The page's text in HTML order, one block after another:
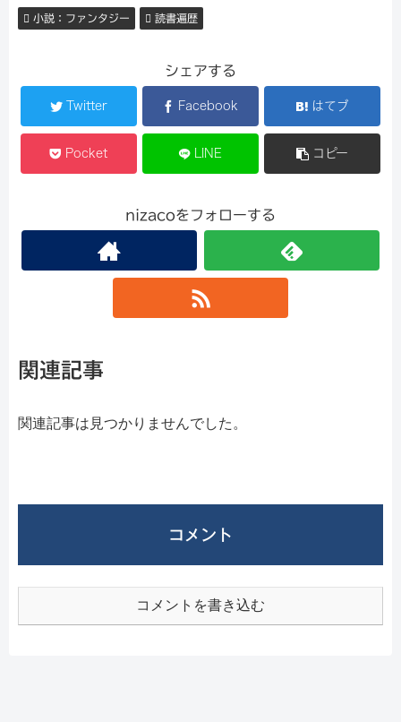
小説：ファンタジー 読書遍歴
シェアする
Twitter Facebook はてブ
Pocket LINE コピー
nizacoをフォローする
関連記事
関連記事は見つかりませんでした。
コメント
コメントを書き込む